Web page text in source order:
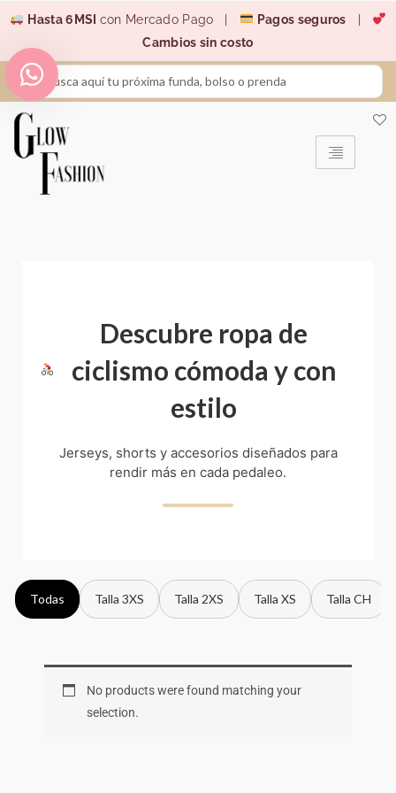
contenido
Hasta 6MSI con Mercado Pago | Pagos seguros
Cambios sin costo
Search
...
Descubre ropa de
ciclismo cómoda y con
estilo
Jerseys, shorts y accesorios diseñados para
rendir más en cada pedaleo.
Todas Talla 3XS Talla 2XS Talla XS Talla CH
No products were found matching your
selection.